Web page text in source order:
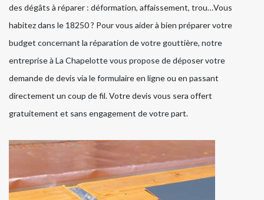
des dégâts à réparer : déformation, affaissement, trou…Vous
habitez dans le 18250 ? Pour vous aider à bien préparer votre
budget concernant la réparation de votre gouttière, notre
entreprise à La Chapelotte vous propose de déposer votre
demande de devis via le formulaire en ligne ou en passant
directement un coup de fil. Votre devis vous sera offert
gratuitement et sans engagement de votre part.